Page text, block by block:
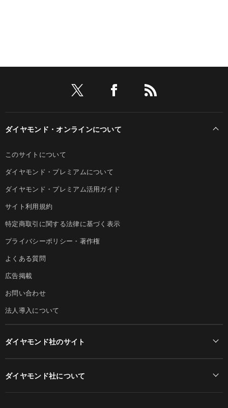
ダイヤモンド・オンラインについて
このサイトについて
ダイヤモンド・プレミアムについて
ダイヤモンド・プレミアム活用ガイド
サイト利用規約
特定商取引に関する法律に基づく表示
プライバシーポリシー・著作権
よくある質問
広告掲載
お問い合わせ
法人導入について
ダイヤモンド社のサイト
ダイヤモンド社について